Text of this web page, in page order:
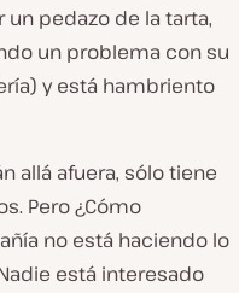
un pedazo de la tarta,
un problema con su
y está hambriento
allá afuera, sólo tiene
Pero ¿Cómo
no está haciendo lo
está interesado